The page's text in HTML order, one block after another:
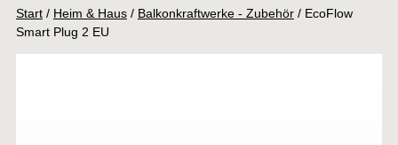
Start/ Heim & Haus/ Balkonkraftwerke - Zubehör/ EcoFlow
Smart Plug 2 EU